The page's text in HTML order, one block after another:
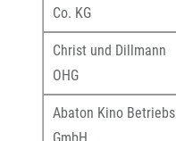
Co. KG
Christ und Dillmann
OHG
Abaton Kino Betriebs